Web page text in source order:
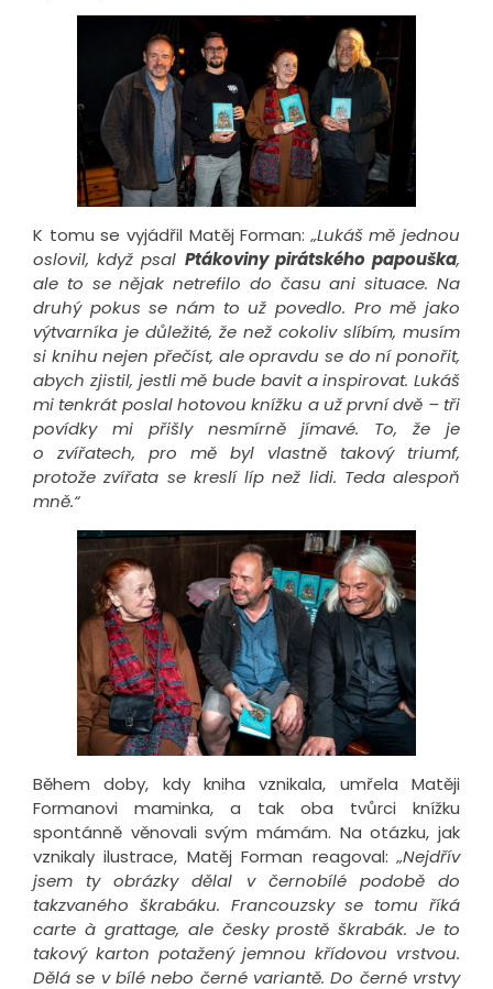
K tomu se vyjádřil Matěj Forman:„Lukášmě jednou
oslovil, když psal Ptákoviny pirátského papouška,
ale to se nějak netrefilo do času ani situace. Na
druhý pokus se nám to užpovedlo. Pro mě jako
výtvarníka je důležité, že než cokoliv slíbím, musím
si knihu nejen přečíst, ale opravdu se do ní ponořit,
abych zjistil, jestli mě bude bavit a inspirovat. Lukáš
mi tenkrát poslal hotovou knížku a už první dvě – tři
povídky mi přišly nesmírně jímavé. To, že je
o zvířatech, pro mě byl vlastně takový triumf,
protože zvířata se kreslí líp než lidi. Teda alespoň
mně.“
Během doby, kdy kniha vznikala, umřela Matěji
Formanovi maminka, a tak oba tvůrci knížku
spontánně věnovali svým mámám. Na otázku, jak
vznikaly ilustrace, Matěj Forman reagoval:„Nejdřív
jsem ty obrázky dělal v černobílé podobě do
takzvaného škrabáku. Francouzsky se tomu říká
carte à grattage, ale česky prostě škrabák. Je to
takový karton potažený jemnou křídovou vrstvou.
Dělá se v bílé nebo černé variantě. Do černé vrstvy